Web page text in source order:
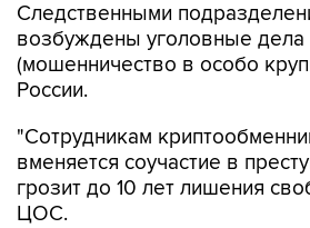
Следственными
возбуждены уголовные дела
(мошенничество в особо
России.
"Сотрудникам
вменяется соучастие в
грозит до 10 лет лишения
ЦОС.